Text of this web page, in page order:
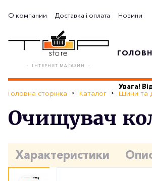
О компании Доставка і оплата Новини
- ІНТЕРНЕТ МАГАЗИН -
Увага!
Головна сторінка Каталог Шини та
Очищувач
Характеристики